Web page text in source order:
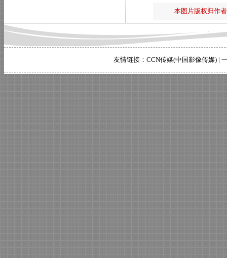
本图片版权归作
友情链接： CCN传媒(中国影像传媒) |